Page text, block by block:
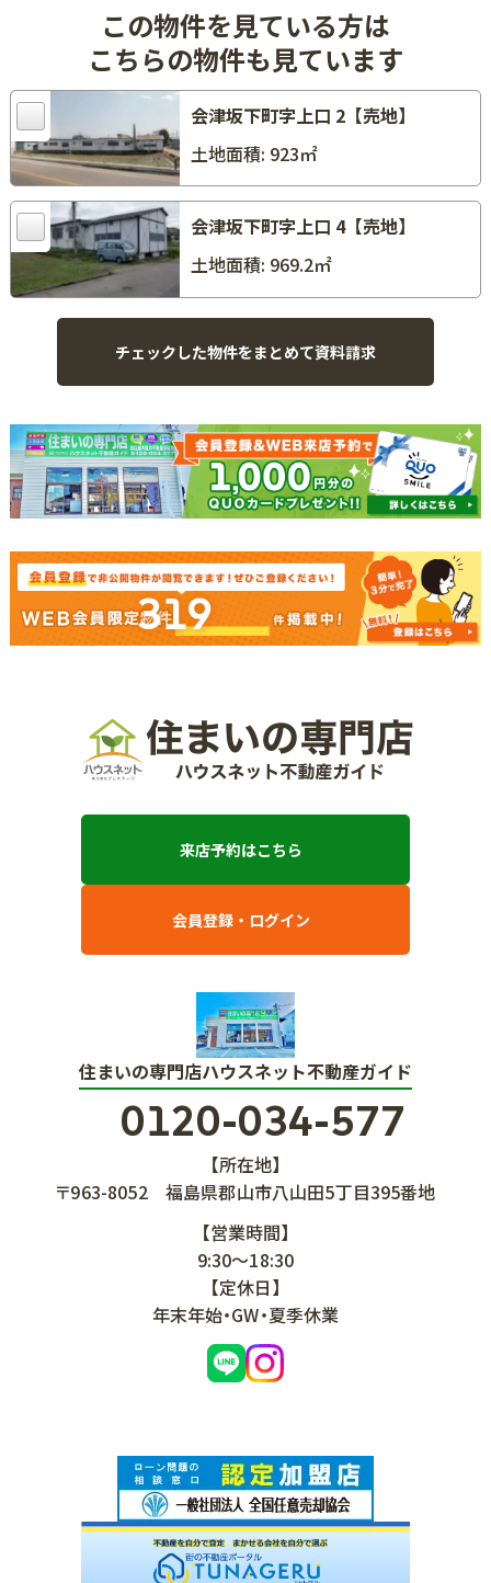
この物件を見ている方は
こちらの物件も見ています
会津坂下町字上口 2【売地】
土地面積: 923㎡
会津坂下町字上口 4【売地】
土地面積: 969.2㎡
319
来店予約はこちら
会員登録・ログイン
住まいの専門店ハウスネット不動産ガイド
0120-034-577
【所在地】
〒963-8052
福島県郡山市八山田5丁目395番地
【営業時間】
9:30～18:30
【定休日】
年末年始・GW・夏季休業